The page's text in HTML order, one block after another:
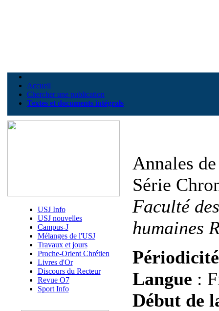
Accueil
Chercher une publication
Textes et documents intégrals
USJ Info
USJ nouvelles
Campus-J
Mélanges de l'USJ
Travaux et jours
Proche-Orient Chrétien
Livres d'Or
Discours du Recteur
Revue O7
Sport Info
Annales
Série
Faculté
humaines
Périodicité
Langue :
Début de